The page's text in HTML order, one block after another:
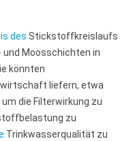
des Stickstoffkreislaufs
und Moosschichten in
könnten
liefern, etwa
die Filterwirkung zu
zu
Trinkwasserqualität zu